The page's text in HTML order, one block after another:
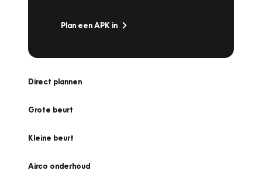
Plan een APK in
Direct plannen
Grote beurt
Kleine beurt
Airco onderhoud